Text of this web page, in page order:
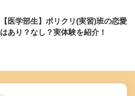
【医学部生】ポリクリ(実習)班の恋愛
はあり？なし？実体験を紹介！